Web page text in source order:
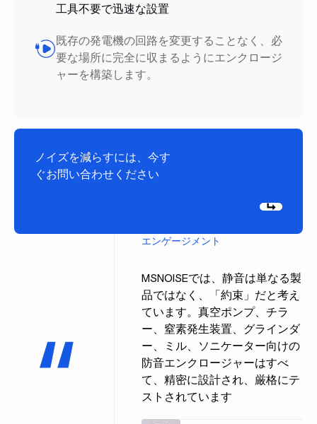
工具不要で迅速な設置
既存の発電機の回路を変更することなく、必
要な場所に完全に収まるようにエンクロージ
ャーを構築します。
ノイズを減らすには、今す
ぐお問い合わせください
[次へ]
エンゲージメント
MSNOISEでは、静音は単なる製
品ではなく、「約束」だと考え
ています。真空ポンプ、チラ
ー、窒素発生装置、グラインダ
ー、ミル、ソニケーター向けの
防音エンクロージャーはすべ
て、精密に設計され、厳格にテ
ストされています